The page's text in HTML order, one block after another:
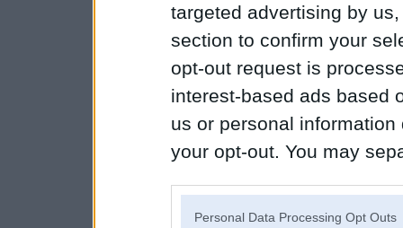
targeted advertising by
section to confirm your
opt-out request is
interest-based ads based
us or personal
your opt-out. You may
Personal Data Processing Opt Outs